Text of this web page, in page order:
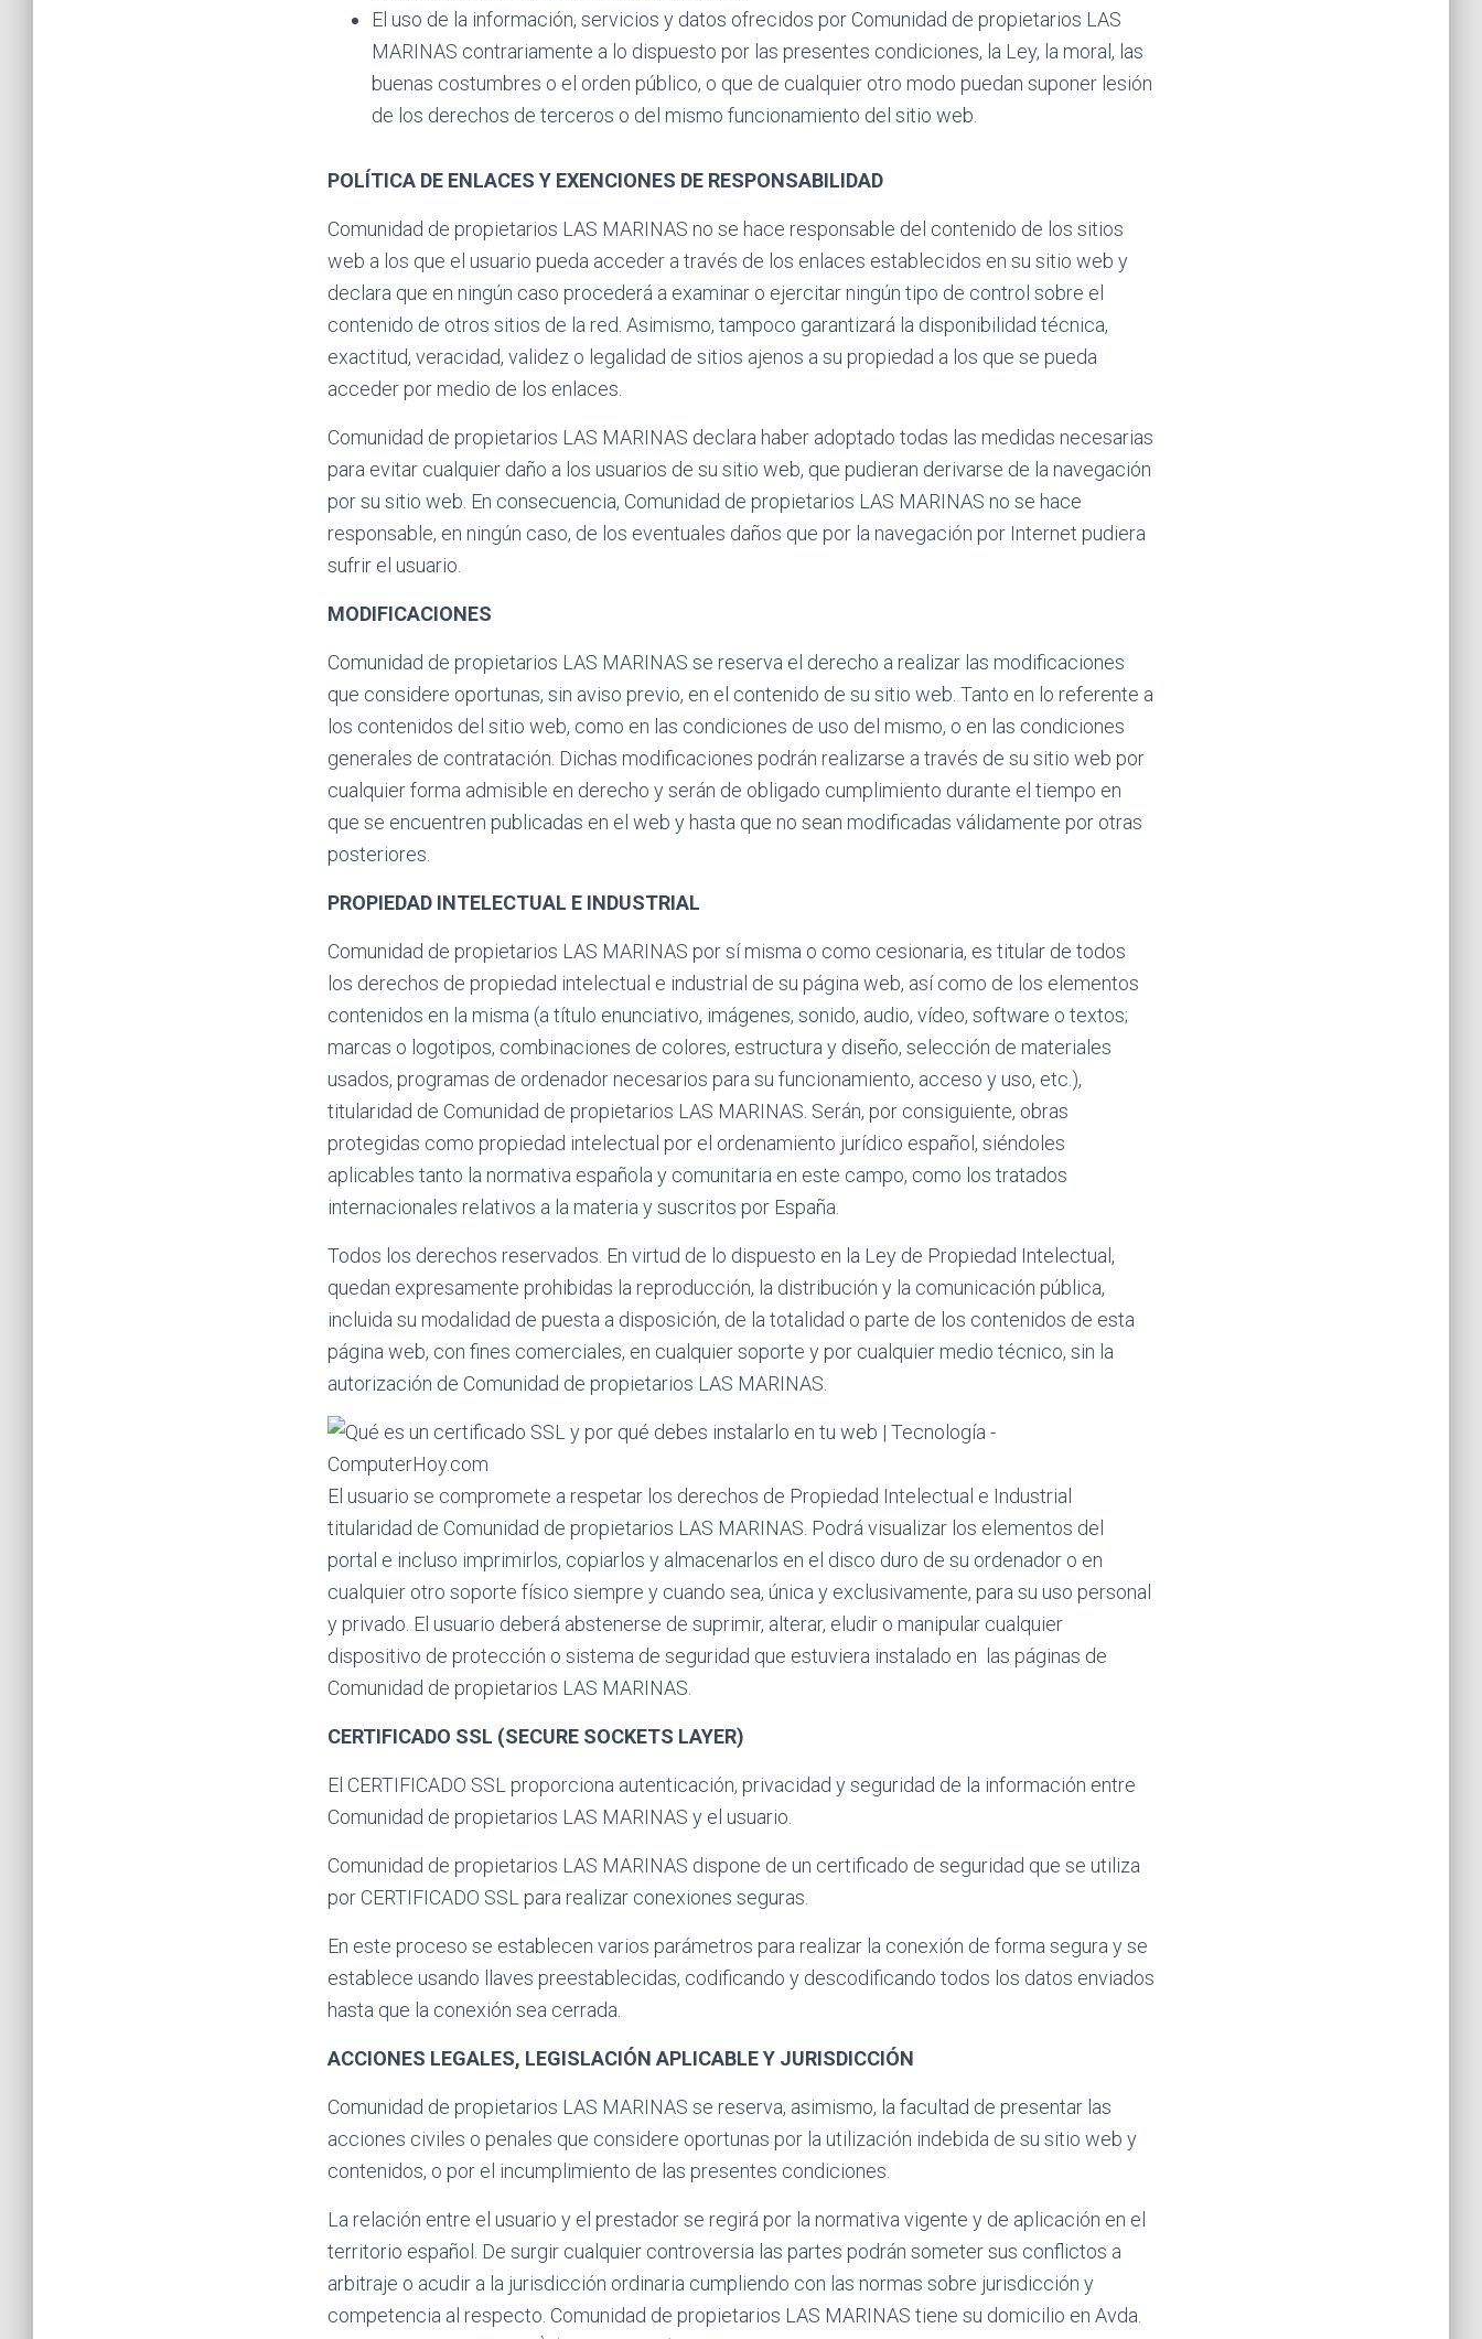
El uso de la información, servicios y datos ofrecidos por Comunidad de propietarios LAS
MARINAS contrariamente a lo dispuesto por las presentes condiciones, la Ley, la moral, las
buenas costumbres o el orden público, o que de cualquier otro modo puedan suponer lesión
de los derechos de terceros o del mismo funcionamiento del sitio web.
POLÍTICA DE ENLACES Y EXENCIONES DE RESPONSABILIDAD
Comunidad de propietarios LAS MARINAS no se hace responsable del contenido de los sitios
web a los que el usuario pueda acceder a través de los enlaces establecidos en su sitio web y
declara que en ningún caso procederá a examinar o ejercitar ningún tipo de control sobre el
contenido de otros sitios de la red. Asimismo, tampoco garantizará la disponibilidad técnica,
exactitud, veracidad, validez o legalidad de sitios ajenos a su propiedad a los que se pueda
acceder por medio de los enlaces.
Comunidad de propietarios LAS MARINAS declara haber adoptado todas las medidas necesarias
para evitar cualquier daño a los usuarios de su sitio web, que pudieran derivarse de la navegación
por su sitio web. En consecuencia, Comunidad de propietarios LAS MARINAS no se hace
responsable, en ningún caso, de los eventuales daños que por la navegación por Internet pudiera
sufrir el usuario.
MODIFICACIONES
Comunidad de propietarios LAS MARINAS se reserva el derecho a realizar las modificaciones
que considere oportunas, sin aviso previo, en el contenido de su sitio web. Tanto en lo referente a
los contenidos del sitio web, como en las condiciones de uso del mismo, o en las condiciones
generales de contratación. Dichas modificaciones podrán realizarse a través de su sitio web por
cualquier forma admisible en derecho y serán de obligado cumplimiento durante el tiempo en
que se encuentren publicadas en el web y hasta que no sean modificadas válidamente por otras
posteriores.
PROPIEDAD INTELECTUAL E INDUSTRIAL
Comunidad de propietarios LAS MARINAS por sí misma o como cesionaria, es titular de todos
los derechos de propiedad intelectual e industrial de su página web, así como de los elementos
contenidos en la misma (a título enunciativo, imágenes, sonido, audio, vídeo, software o textos;
marcas o logotipos, combinaciones de colores, estructura y diseño, selección de materiales
usados, programas de ordenador necesarios para su funcionamiento, acceso y uso, etc.),
titularidad de Comunidad de propietarios LAS MARINAS. Serán, por consiguiente, obras
protegidas como propiedad intelectual por el ordenamiento jurídico español, siéndoles
aplicables tanto la normativa española y comunitaria en este campo, como los tratados
internacionales relativos a la materia y suscritos por España.
Todos los derechos reservados. En virtud de lo dispuesto en la Ley de Propiedad Intelectual,
quedan expresamente prohibidas la reproducción, la distribución y la comunicación pública,
incluida su modalidad de puesta a disposición, de la totalidad o parte de los contenidos de esta
página web, con fines comerciales, en cualquier soporte y por cualquier medio técnico, sin la
autorización de Comunidad de propietarios LAS MARINAS.
El usuario se compromete a respetar los derechos de Propiedad Intelectual e Industrial
titularidad de Comunidad de propietarios LAS MARINAS. Podrá visualizar los elementos del
portal e incluso imprimirlos, copiarlos y almacenarlos en el disco duro de su ordenador o en
cualquier otro soporte físico siempre y cuando sea, única y exclusivamente, para su uso personal
y privado. El usuario deberá abstenerse de suprimir, alterar, eludir o manipular cualquier
dispositivo de protección o sistema de seguridad que estuviera instalado en las páginas de
Comunidad de propietarios LAS MARINAS.
CERTIFICADO SSL (SECURE SOCKETS LAYER)
El CERTIFICADO SSL proporciona autenticación, privacidad y seguridad de la información entre
Comunidad de propietarios LAS MARINAS y el usuario.
Comunidad de propietarios LAS MARINAS dispone de un certificado de seguridad que se utiliza
por CERTIFICADO SSL para realizar conexiones seguras.
En este proceso se establecen varios parámetros para realizar la conexión de forma segura y se
establece usando llaves preestablecidas, codificando y descodificando todos los datos enviados
hasta que la conexión sea cerrada.
ACCIONES LEGALES, LEGISLACIÓN APLICABLE Y JURISDICCIÓN
Comunidad de propietarios LAS MARINAS se reserva, asimismo, la facultad de presentar las
acciones civiles o penales que considere oportunas por la utilización indebida de su sitio web y
contenidos, o por el incumplimiento de las presentes condiciones.
La relación entre el usuario y el prestador se regirá por la normativa vigente y de aplicación en el
territorio español. De surgir cualquier controversia las partes podrán someter sus conflictos a
arbitraje o acudir a la jurisdicción ordinaria cumpliendo con las normas sobre jurisdicción y
competencia al respecto. Comunidad de propietarios LAS MARINAS tiene su domicilio en Avda.